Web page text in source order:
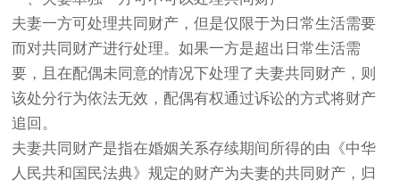
夫妻一方可处理共同财产，但是仅限于为日常生活需要
而对共同财产进行处理。如果一方是超出日常生活需
要，且在配偶未同意的情况下处理了夫妻共同财产，则
该处分行为依法无效，配偶有权通过诉讼的方式将财产
追回。
夫妻共同财产是指在婚姻关系存续期间所得的由《中华
人民共和国民法典》规定的财产为夫妻的共同财产，归